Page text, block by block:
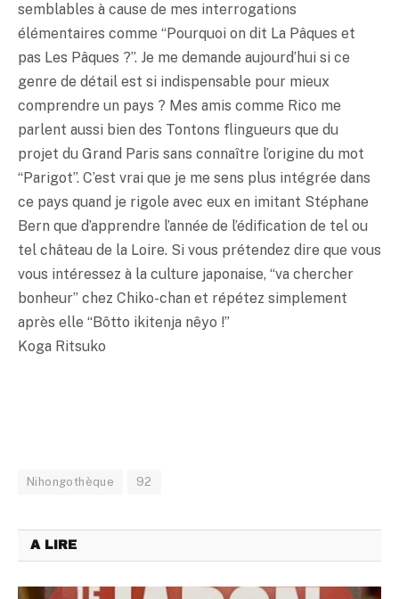
semblables à cause de mes interrogations
élémentaires comme “Pourquoi on dit La Pâques et
pas Les Pâques ?”. Je me demande aujourd’hui si ce
genre de détail est si indispensable pour mieux
comprendre un pays ? Mes amis comme Rico me
parlent aussi bien des Tontons flingueurs que du
projet du Grand Paris sans connaître l’origine du mot
“Parigot”. C’est vrai que je me sens plus intégrée dans
ce pays quand je rigole avec eux en imitant Stéphane
Bern que d’apprendre l’année de l’édification de tel ou
tel château de la Loire. Si vous prétendez dire que vous
vous intéressez à la culture japonaise, “va chercher
bonheur” chez Chiko-chan et répétez simplement
après elle “Bôtto ikitenja nêyo !”
Koga Ritsuko
Nihongothèque 92
A LIRE